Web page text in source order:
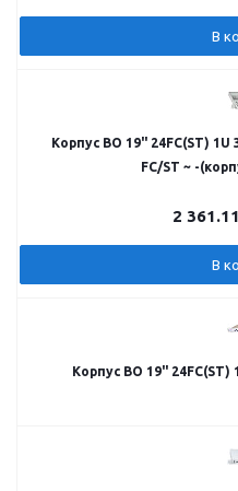
В
Корпус ВО 19" 24FC(ST)
FC/ST ~ -
2 361.11
В
Корпус ВО 19" 24FC(ST)